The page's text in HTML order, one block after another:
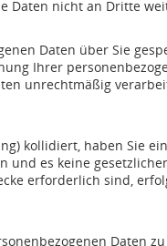
Daten nicht an Dritte
Daten über Sie
Ihrer
unrechtmäßig
kollidiert, haben Sie
und es keine
erforderlich sind,
Daten